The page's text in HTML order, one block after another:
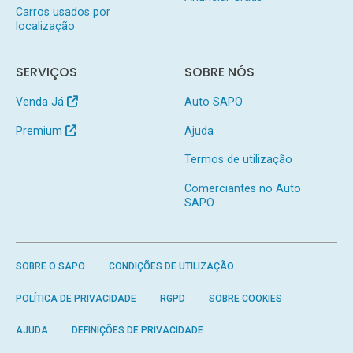
Carros usados por
localização
SERVIÇOS
Venda Já
Premium
SOBRE NÓS
Auto SAPO
Ajuda
Termos de utilização
Comerciantes no Auto
SAPO
SOBRE O SAPO CONDIÇÕES DE UTILIZAÇÃO
POLÍTICA DE PRIVACIDADE RGPD SOBRE COOKIES
AJUDA DEFINIÇÕES DE PRIVACIDADE